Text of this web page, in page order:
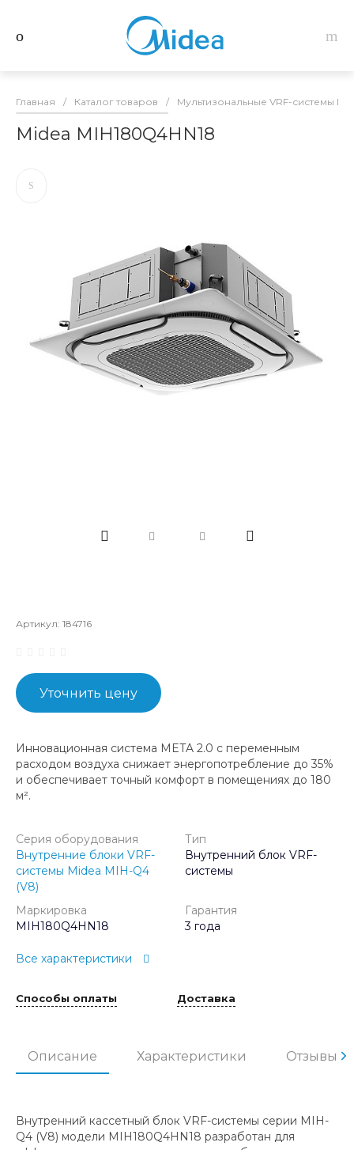
Главная / Каталог товаров / Мультизональные VRF-системы
Midea MIH180Q4HN18
Артикул: 184716
Уточнить цену
Инновационная система META 2.0 с переменным
расходом воздуха снижает энергопотребление до 35%
и обеспечивает точный комфорт в помещениях до 180
м².
Серия оборудования
Внутренние блоки VRF-
системы Midea MIH-Q4
(V8)
Тип
Внутренний блок VRF-
системы
Маркировка
MIH180Q4HN18
Гарантия
3 года
Все характеристики
Способы оплаты Доставка
Описание Характеристики Отзывы
Внутренний кассетный блок VRF-системы серии MIH-
Q4 (V8) модели MIH180Q4HN18 разработан для